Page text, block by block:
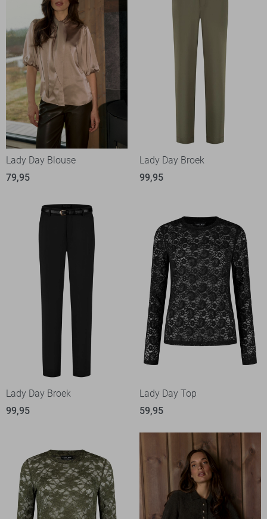
Lady Day Blouse
79,95
Lady Day Broek
99,95
Lady Day Broek
99,95
Lady Day Top
59,95